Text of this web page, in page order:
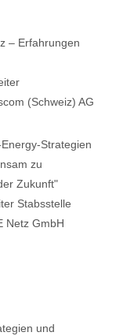
– Erfahrungen
(Schweiz) AG
Strategien
zu
Zukunft"
Stabsstelle
Netz GmbH
und